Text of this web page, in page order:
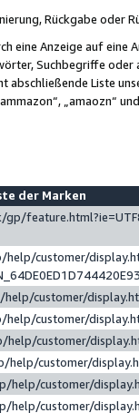
Rückgabe oder
eine Anzeige auf
Suchbegriffe
abschließende Liste
„amaozn“
der Marken
gp/
customer/
customer/
customer/
help/customer/
help/customer/
help/customer/
help/customer/